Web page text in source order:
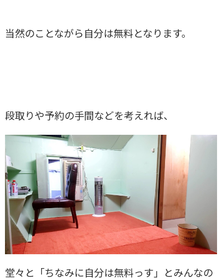
当然のことながら自分は無料となります。
段取りや予約の手間などを考えれば、
堂々と「ちなみに自分は無料っす」とみんなの